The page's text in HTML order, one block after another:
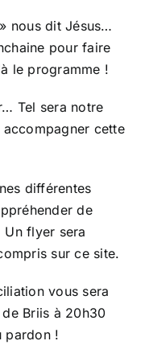
nous dit Jésus…
pour faire
le programme !
Tel sera notre
cette
différentes
de
flyer sera
sur ce site.
vous sera
de Briis à 20h30
pardon !